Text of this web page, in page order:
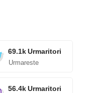
69.1k Urmaritori
Urmareste
56.4k Urmaritori